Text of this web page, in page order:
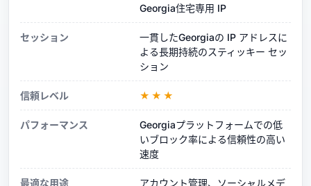
Georgia住宅専用 IP
セッション
一貫したGeorgiaの IP アドレスに
よる長期持続のスティッキー セッ
ション
信頼レベル ★★★
パフォーマンス
Georgiaプラットフォームでの低
いブロック率による信頼性の高い
速度
最適な用途
アカウント管理、ソーシャルメデ